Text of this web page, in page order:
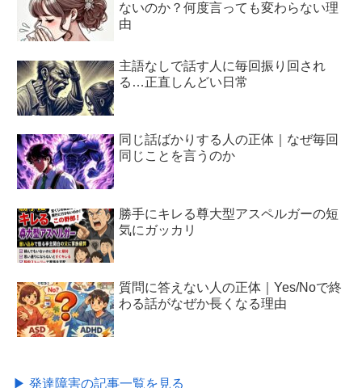
ないのか？何度言っても変わらない理
由
主語なしで話す人に毎回振り回され
る…正直しんどい日常
同じ話ばかりする人の正体｜なぜ毎回
同じことを言うのか
勝手にキレる尊大型アスペルガーの短
気にガッカリ
質問に答えない人の正体｜Yes/Noで終
わる話がなぜか長くなる理由
▶ 発達障害の記事一覧を見る